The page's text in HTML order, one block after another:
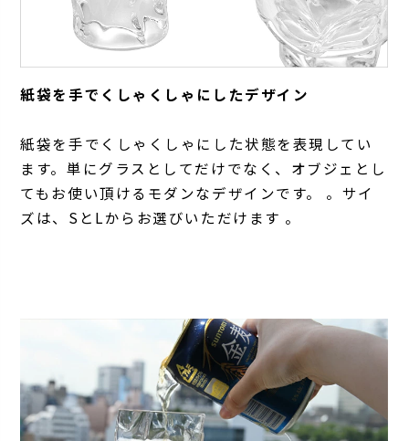
紙袋を手でくしゃくしゃにしたデザイン
紙袋を手でくしゃくしゃにした状態を表現してい
ます。単にグラスとしてだけでなく、オブジェとし
てもお使い頂けるモダンなデザインです。 。サイ
ズは、SとLからお選びいただけます 。